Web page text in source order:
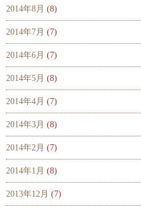
2014年8月 (8)
2014年7月 (7)
2014年6月 (7)
2014年5月 (8)
2014年4月 (7)
2014年3月 (8)
2014年2月 (7)
2014年1月 (8)
2013年12月 (7)